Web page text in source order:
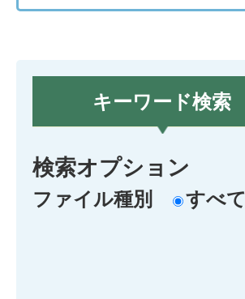
キーワード検索
検索オプション
ファイル種別 すべて